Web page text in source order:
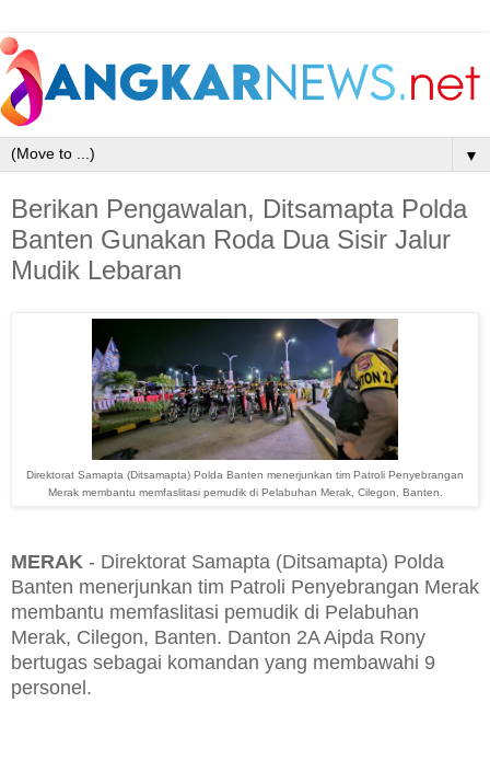
▼
Berikan Pengawalan, Ditsamapta Polda
Banten Gunakan Roda Dua Sisir Jalur
Mudik Lebaran
Direktorat Samapta (Ditsamapta) Polda Banten menerjunkan tim Patroli Penyebrangan
Merak membantu memfaslitasi pemudik di Pelabuhan Merak, Cilegon, Banten.
MERAK - Direktorat Samapta (Ditsamapta) Polda
Banten menerjunkan tim Patroli Penyebrangan Merak
membantu memfaslitasi pemudik di Pelabuhan
Merak, Cilegon, Banten. Danton 2A Aipda Rony
bertugas sebagai komandan yang membawahi 9
personel.